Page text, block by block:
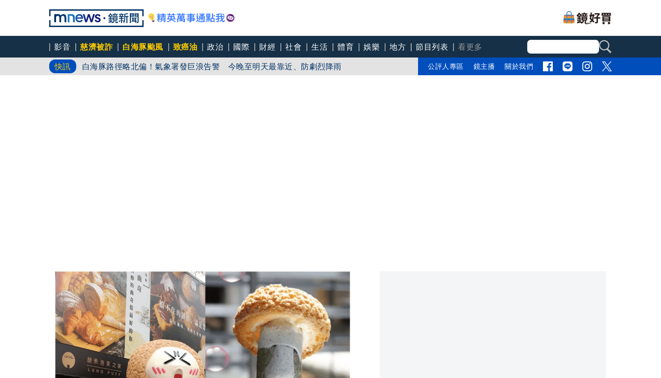
影音 慈濟被詐 白海豚颱風 致癌油 政治 國際 財經 社會 生活 體育 娛樂 地方 節目列表
看更多
快訊
白海豚路徑略北偏！氣象署發巨浪告警 今晚至明天最靠近、防劇烈降雨
台鐵機廠變身全台最大半室內樂園 30項設施免費玩
公評人專區 鏡主播 關於我們